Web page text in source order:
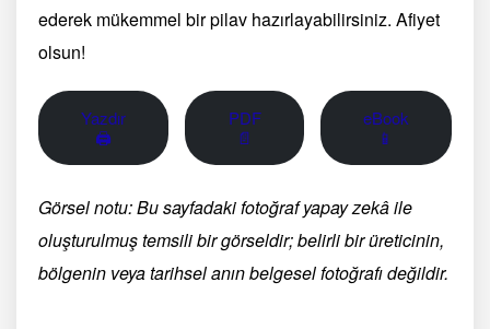
ederek mükemmel bir pilav hazırlayabilirsiniz. Afiyet
olsun!
Yazdır
🖨
PDF
📄
eBook
📱
Görsel notu: Bu sayfadaki fotoğraf yapay zekâ ile
oluşturulmuş temsili bir görseldir; belirli bir üreticinin,
bölgenin veya tarihsel anın belgesel fotoğrafı değildir.